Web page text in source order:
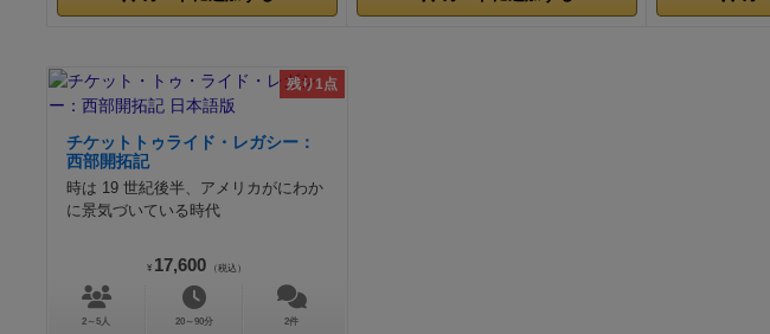
残り1点
チケットトゥライド・レガシー：
西部開拓記
時は 19 世紀後半、アメリカがにわか
に景気づいている時代
¥ 17,600 （税込）
2～5人 20～90分 2件